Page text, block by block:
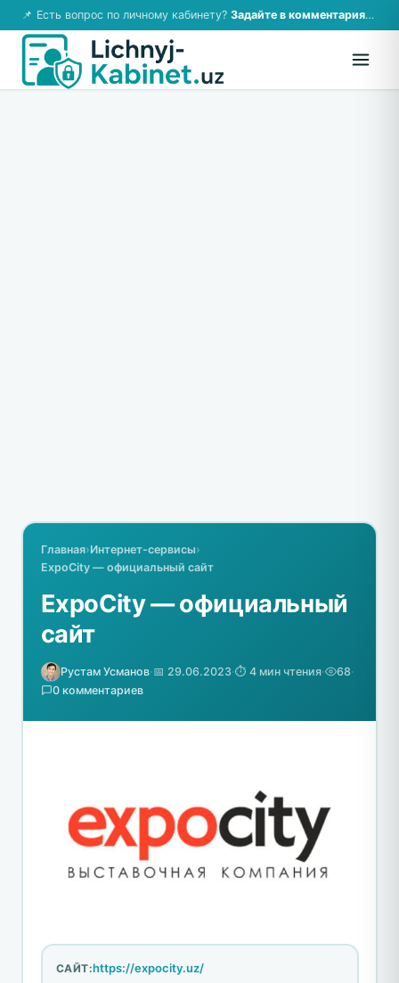
📌 Есть вопрос по личному кабинету? Задайте в комментариях — ответим!
Главная›Интернет-сервисы›
ExpoCity — официальный сайт
ExpoCity — официальный
сайт
Рустам Усманов·📅 29.06.2023·⏱️ 4 мин чтения· 68·
0 комментариев
САЙТ:https://expocity.uz/